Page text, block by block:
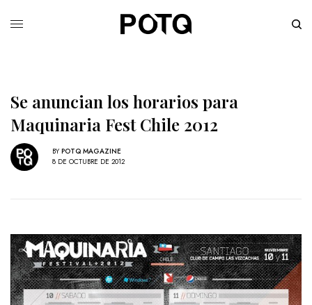
Se anuncian los horarios para
Maquinaria Fest Chile 2012
BY POTQ MAGAZINE
8 DE OCTUBRE DE 2012